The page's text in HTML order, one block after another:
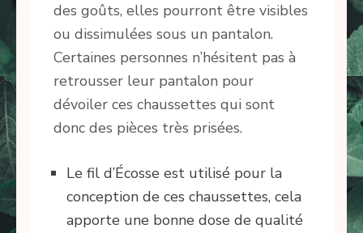
des goûts, elles pourront être visibles
ou dissimulées sous un pantalon.
Certaines personnes n’hésitent pas à
retrousser leur pantalon pour
dévoiler ces chaussettes qui sont
donc des pièces très prisées.
Le fil d’Écosse est utilisé pour la
conception de ces chaussettes, cela
apporte une bonne dose de qualité